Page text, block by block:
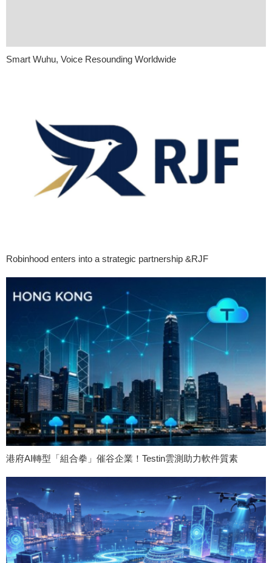
Smart Wuhu, Voice Resounding Worldwide
Robinhood enters into a strategic partnership &RJF
港府AI轉型「組合拳」催谷企業！Testin雲測助力軟件質素